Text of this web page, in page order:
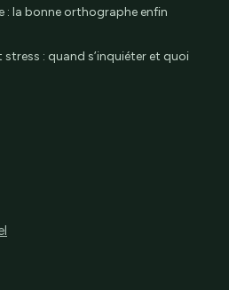
: la bonne orthographe enfin
: quand s’inquiéter et quoi